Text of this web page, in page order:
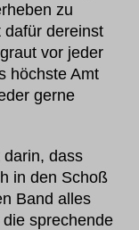
zu
dafür dereinst
vor jeder
höchste Amt
gerne
darin, dass
in den Schoß
Band alles
sprechende